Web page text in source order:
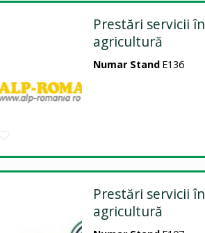
Prestări servicii în
agricultură
Numar Stand E136
Prestări servicii în
agricultură